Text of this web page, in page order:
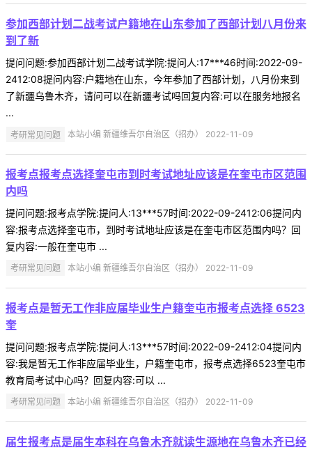
参加西部计划二战考试户籍地在山东参加了西部计划八月份来
到了新
提问问题:参加西部计划二战考试学院:提问人:17***46时间:2022-09-
2412:08提问内容:户籍地在山东，今年参加了西部计划，八月份来到
了新疆乌鲁木齐，请问可以在新疆考试吗回复内容:可以在服务地报名
...
考研常见问题 本站小编 新疆维吾尔自治区（招办） 2022-11-09
报考点报考点选择奎屯市到时考试地址应该是在奎屯市区范围
内吗
提问问题:报考点学院:提问人:13***57时间:2022-09-2412:06提问内
容:报考点选择奎屯市，到时考试地址应该是在奎屯市区范围内吗？回
复内容:一般在奎屯市 ...
考研常见问题 本站小编 新疆维吾尔自治区（招办） 2022-11-09
报考点是暂无工作非应届毕业生户籍奎屯市报考点选择 6523
奎
提问问题:报考点学院:提问人:13***57时间:2022-09-2412:04提问内
容:我是暂无工作非应届毕业生，户籍奎屯市，报考点选择6523奎屯市
教育局考试中心吗？回复内容:可以 ...
考研常见问题 本站小编 新疆维吾尔自治区（招办） 2022-11-09
届生报考点是届生本科在乌鲁木齐就读生源地在乌鲁木齐已经